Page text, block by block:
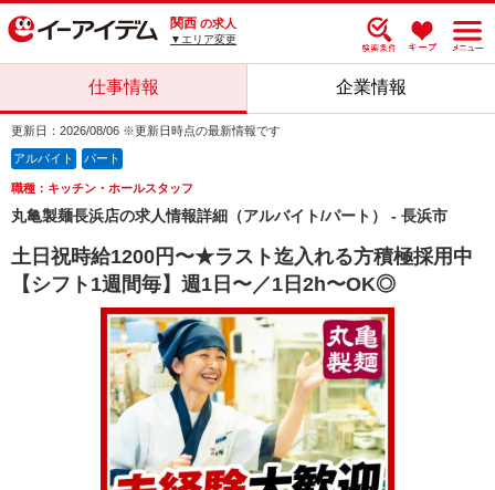
関西 の求人
▼エリア変更
仕事情報 企業情報
更新日：2026/08/06 ※更新日時点の最新情報です
アルバイト パート
職種：キッチン・ホールスタッフ
丸亀製麺長浜店の求人情報詳細（アルバイト/パート） - 長浜市
土日祝時給1200円〜★ラスト迄入れる方積極採用中
【シフト1週間毎】週1日〜／1日2h〜OK◎